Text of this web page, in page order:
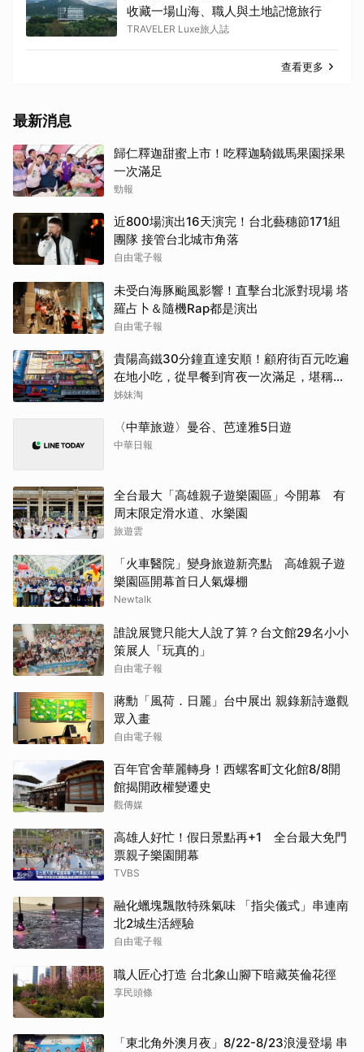
收藏一場山海、職人與土地記憶旅行
TRAVELER Luxe旅人誌
查看更多
最新消息
歸仁釋迦甜蜜上市！吃釋迦騎鐵馬果園採果
一次滿足
勁報
近800場演出16天演完！台北藝穗節171組
團隊 接管台北城市角落
自由電子報
未受白海豚颱風影響！直擊台北派對現場 塔
羅占卜＆隨機Rap都是演出
自由電子報
貴陽高鐵30分鐘直達安順！顧府街百元吃遍
在地小吃，從早餐到宵夜一次滿足，堪稱貴
州「小吃王國」
姊妹淘
〈中華旅遊〉曼谷、芭達雅5日遊
中華日報
全台最大「高雄親子遊樂園區」今開幕 有
周末限定滑水道、水樂園
旅遊雲
「火車醫院」變身旅遊新亮點 高雄親子遊
樂園區開幕首日人氣爆棚
Newtalk
誰說展覽只能大人說了算？台文館29名小小
策展人「玩真的」
自由電子報
蔣勳「風荷．日麗」台中展出 親錄新詩邀觀
眾入畫
自由電子報
百年官舍華麗轉身！西螺客町文化館8/8開
館揭開政權變遷史
觀傳媒
高雄人好忙！假日景點再+1 全台最大免門
票親子樂園開幕
TVBS
融化蠟塊飄散特殊氣味 「指尖儀式」串連南
北2城生活經驗
自由電子報
職人匠心打造 台北象山腳下暗藏英倫花徑
享民頭條
「東北角外澳月夜」8/22-8/23浪漫登場 串